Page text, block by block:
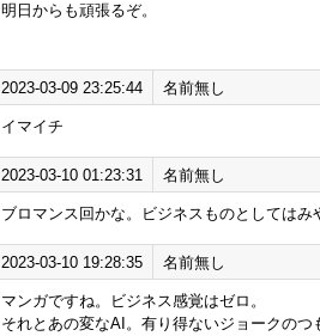
明日からも頑張るぞ。
2023-03-09 23:25:44 名前無し
イマイチ
2023-03-10 01:23:31 名前無し
ブロマンス回かな。ビジネスものとしてはみ
2023-03-10 19:28:35 名前無し
マンガですね。ビジネス感覚はゼロ。
それとあの変なAI。有り得ないジョークの